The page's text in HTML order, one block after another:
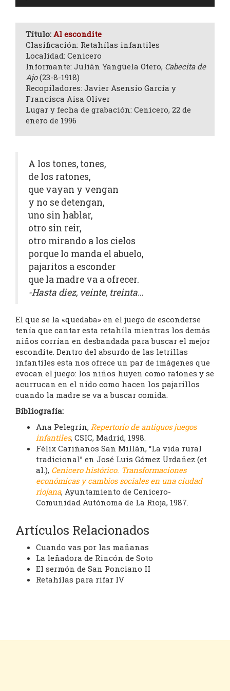
Título: Al escondite
Clasificación: Retahílas infantiles
Localidad: Cenicero
Informante: Julián Yangüela Otero, Cabecita de
Ajo(23-8-1918)
Recopiladores: Javier Asensio García y
Francisca Aisa Oliver
Lugar y fecha de grabación: Cenicero, 22 de
enero de 1996
A los tones, tones,
de los ratones,
que vayan y vengan
y no se detengan,
uno sin hablar,
otro sin reir,
otro mirando a los cielos
porque lo manda el abuelo,
pajaritos a esconder
que la madre va a ofrecer.
-Hasta diez, veinte, treinta…
El que se la «quedaba» en el juego de esconderse
tenía que cantar esta retahíla mientras los demás
niños corrían en desbandada para buscar el mejor
escondite. Dentro del absurdo de las letrillas
infantiles esta nos ofrece un par de imágenes que
evocan el juego: los niños huyen como ratones y se
acurrucan en el nido como hacen los pajarillos
cuando la madre se va a buscar comida.
Bibliografía:
Ana Pelegrín, Repertorio de antiguos juegos
infantiles, CSIC, Madrid, 1998.
Félix Cariñanos San Millán, “La vida rural
tradicional” en José Luis Gómez Urdañez (et
al.), Cenicero histórico. Transformaciones
económicas y cambios sociales en una ciudad
riojana, Ayuntamiento de Cenicero-
Comunidad Autónoma de La Rioja, 1987.
Artículos Relacionados
Cuando vas por las mañanas
La leñadora de Rincón de Soto
El sermón de San Ponciano II
Retahílas para rifar IV